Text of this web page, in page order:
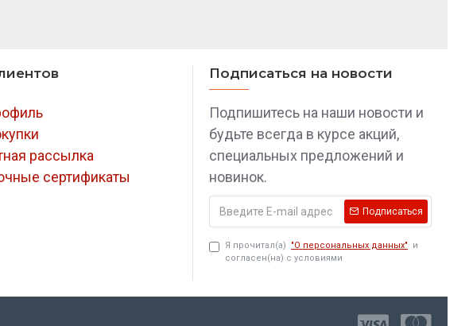
рассылка
сертификаты
Подписаться на новости
Подпишитесь на наши новости и
будьте всегда в курсе акций,
специальных предложений и
новинок.
Подписаться
Я прочитал(а) "О персональных данных"
и
согласен(на) с условиями